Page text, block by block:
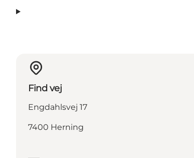
Find vej
Engdahlsvej 17
7400 Herning